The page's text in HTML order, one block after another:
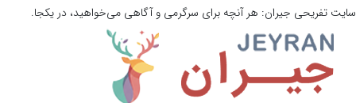
سایت تفریحی جیران: هر آنچه برای سرگرمی و آگاهی می‌خواهید، در یکجا.